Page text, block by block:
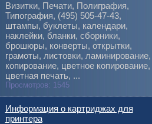
Визитки, Печати, Полиграфия,
Типография, (495) 505-47-43,
штампы, буклеты, календари,
наклейки, бланки, сборники,
брошюры, конверты, открытки,
грамоты, листовки, ламинирование,
копирование, цветное копирование,
цветная печать, ...
Просмотров: 1545
Информация о картриджах для
принтера